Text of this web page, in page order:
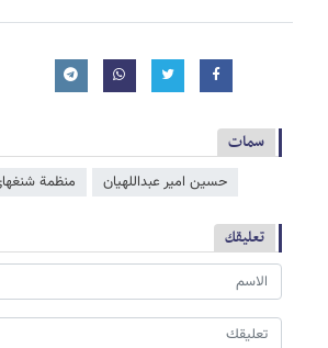
سمات
حسين امير عبداللهيان منظمة
تعليقك